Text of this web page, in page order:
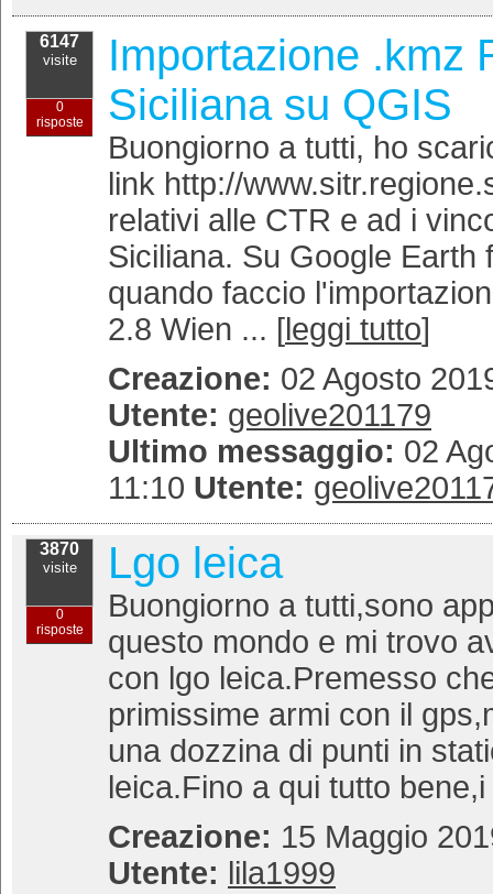
6147
visite
0
risposte
Importazione .kmz
Siciliana su QGIS
Buongiorno a tutti, ho
link http://
relativi alle CTR e ad i
Siciliana. Su Google Earth
quando faccio
2.8 Wien ... [ leggi tutto]
Creazione: 02 Agosto
Utente: geolive201179
Ultimo messaggio: 02
11:10 Utente:
3870
visite
0
risposte
Lgo leica
Buongiorno a tutti,sono
questo mondo e mi trovo
con lgo leica.Premesso
primissime armi con il
una dozzina di punti in
leica.Fino a qui tutto
Creazione: 15 Maggio
Utente: lila1999